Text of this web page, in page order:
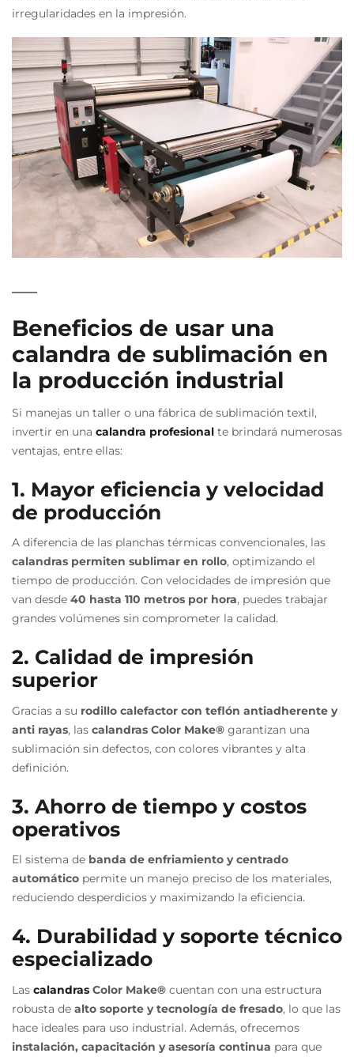
irregularidades en la impresión.
Beneficios de usar una
calandra de sublimación en
la producción industrial
Si manejas un taller o una fábrica de sublimación textil,
invertir en una calandra profesional te brindará numerosas
ventajas, entre ellas:
1. Mayor eficiencia y velocidad
de producción
A diferencia de las planchas térmicas convencionales, las
calandras permiten sublimar en rollo, optimizando el
tiempo de producción. Con velocidades de impresión que
van desde 40 hasta 110 metros por hora, puedes trabajar
grandes volúmenes sin comprometer la calidad.
2. Calidad de impresión
superior
Gracias a su rodillo calefactor con teflón antiadherente y
anti rayas, las calandras Color Make® garantizan una
sublimación sin defectos, con colores vibrantes y alta
definición.
3. Ahorro de tiempo y costos
operativos
El sistema de banda de enfriamiento y centrado
automático permite un manejo preciso de los materiales,
reduciendo desperdicios y maximizando la eficiencia.
4. Durabilidad y soporte técnico
especializado
Las calandras Color Make® cuentan con una estructura
robusta de alto soporte y tecnología de fresado, lo que las
hace ideales para uso industrial. Además, ofrecemos
instalación, capacitación y asesoría continua para que